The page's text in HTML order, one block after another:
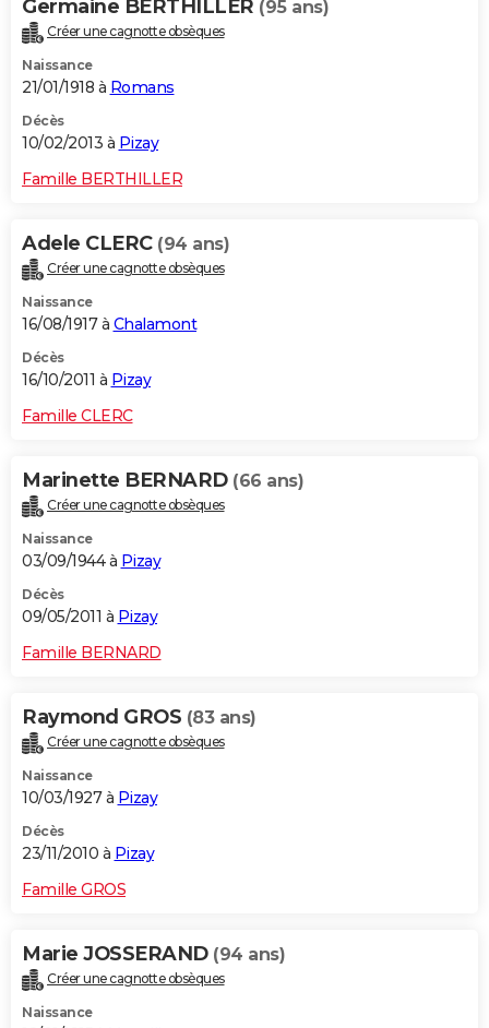
Germaine BERTHILLER (95 ans)
Créer une cagnotte obsèques
Naissance
21/01/1918 à Romans
Décès
10/02/2013 à Pizay
Famille BERTHILLER
Adele CLERC (94 ans)
Créer une cagnotte obsèques
Naissance
16/08/1917 à Chalamont
Décès
16/10/2011 à Pizay
Famille CLERC
Marinette BERNARD (66 ans)
Créer une cagnotte obsèques
Naissance
03/09/1944 à Pizay
Décès
09/05/2011 à Pizay
Famille BERNARD
Raymond GROS (83 ans)
Créer une cagnotte obsèques
Naissance
10/03/1927 à Pizay
Décès
23/11/2010 à Pizay
Famille GROS
Marie JOSSERAND (94 ans)
Créer une cagnotte obsèques
Naissance